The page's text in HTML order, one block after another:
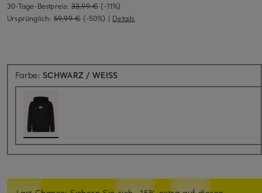
30-Tage-Bestpreis: 33,99 € (-11%)
Ursprünglich: 59,99 € (-50%) | Details
Farbe: SCHWARZ / WEISS